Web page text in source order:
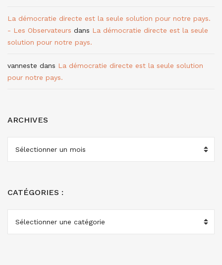
La démocratie directe est la seule solution pour notre pays.
- Les Observateurs dans La démocratie directe est la seule
solution pour notre pays.
vanneste dans La démocratie directe est la seule solution
pour notre pays.
ARCHIVES
CATÉGORIES :